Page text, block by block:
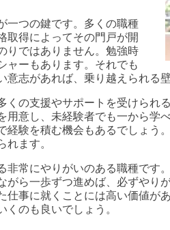
一つの鍵です。多くの職種
取得によってその門戸が開
りではありません。勉強時
ャーもあります。それでも
志があれば、乗り越えられる壁
の支援やサポートを受けられ
意し、未経験者でも一から学
経験を積む機会もあるでしょう
ます。
非常にやりがいのある職種です
がら一歩ずつ進めば、必ずやり
仕事に就くことには高い価値が
のも良いでしょう。